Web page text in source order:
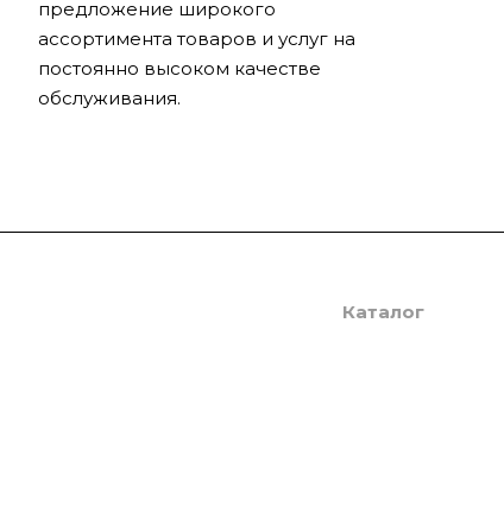
предложение широкого
ассортимента товаров и услуг на
постоянно высоком качестве
обслуживания.
Каталог